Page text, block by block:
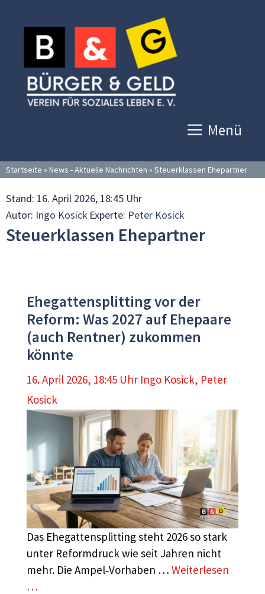
Inhalt
springen
Menü
Startseite » News - Aktuelle Nachrichten » Steuerklassen Ehepartner
Stand: 16. April 2026, 18:45 Uhr
Autor: Ingo Kosick Experte: Peter Kosick
Steuerklassen Ehepartner
Ehegattensplitting vor der
Reform: Was 2027 auf Ehepaare
(auch Rentner) zukommen
könnte
16. April 2026, 18:45 Uhr Ingo Kosick, Peter
Kosick
Das Ehegattensplitting steht 2026 so stark
unter Reformdruck wie seit Jahren nicht
mehr. Die Ampel‑Vorhaben … Weiterlesen
…